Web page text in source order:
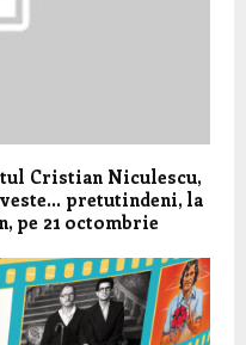
Cristian Niculescu,
pretutindeni, la
pe 21 octombrie